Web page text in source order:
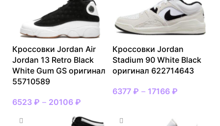
Кроссовки Jordan Air
Jordan 13 Retro Black
White Gum GS оригинал
55710589
6523 ₽ – 20106 ₽
Кроссовки Jordan
Stadium 90 White Black
оригинал 622714643
6377 ₽ – 17166 ₽